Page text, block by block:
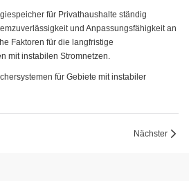
für Privathaushalte ständig
und Anpassungsfähigkeit an
Faktoren für die langfristige
mit instabilen Stromnetzen.
Nächster